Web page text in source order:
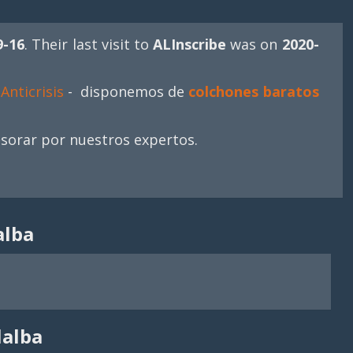
16. Their last visit toALInscribe was on 2020-
- disponemos de colchones baratos
por nuestros expertos.